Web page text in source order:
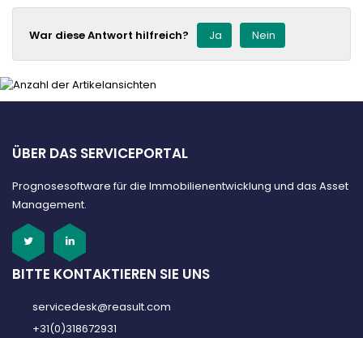
War diese Antwort hilfreich? Ja Nein
ÜBER DAS SERVICEPORTAL
Prognosesoftware für die Immobilienentwicklung und das Asset
Management.
BITTE KONTAKTIEREN SIE UNS
servicedesk@reasult.com
+31(0)318672931